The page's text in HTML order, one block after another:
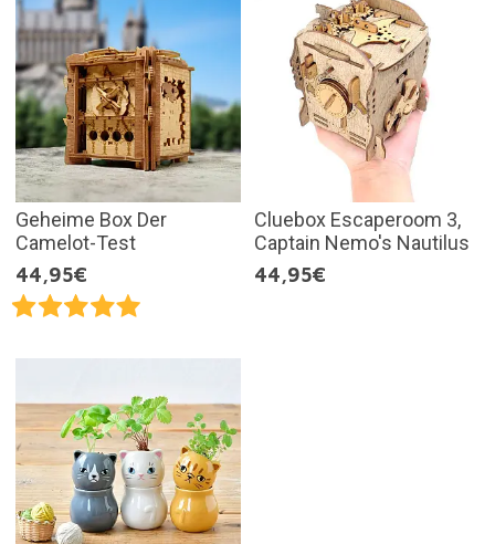
Geheime Box Der
Camelot-Test
44,95€
Cluebox Escaperoom 3,
Captain Nemo's Nautilus
44,95€